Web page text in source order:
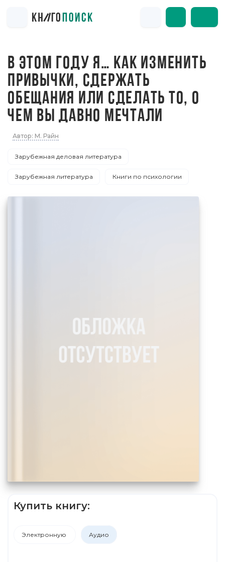
В ЭТОМ ГОДУ Я… КАК ИЗМЕНИТЬ
ПРИВЫЧКИ, СДЕРЖАТЬ
ОБЕЩАНИЯ ИЛИ СДЕЛАТЬ ТО, О
ЧЕМ ВЫ ДАВНО МЕЧТАЛИ
Автор: М. Райн
Зарубежная деловая литература
Зарубежная литература Книги по психологии
Купить книгу:
Электронную Аудио